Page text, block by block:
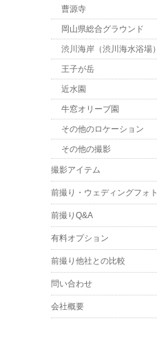
曹源寺
岡山県総合グラウンド
渋川海岸（渋川海水浴場）
王子が岳
近水園
牛窓オリーブ園
その他のロケーション
その他の撮影
撮影アイテム
前撮り・ウェディングフォト
前撮りQ&A
有料オプション
前撮り他社との比較
問い合わせ
会社概要